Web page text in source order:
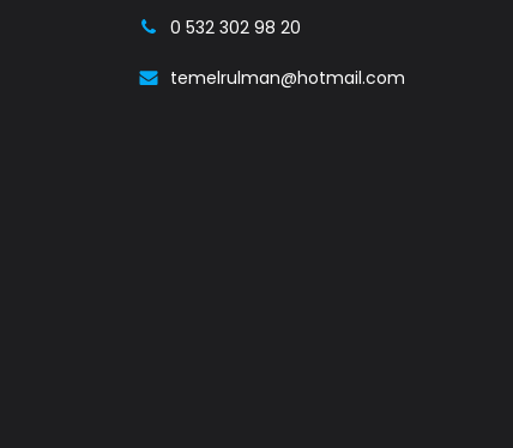
0 532 302 98 20
temelrulman@hotmail.com